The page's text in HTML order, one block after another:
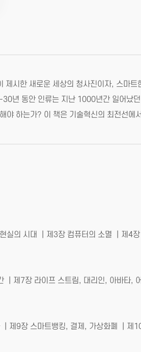
제시한 새로운 세상의 청사진이자, 스
년 동안 인류는 지난 1000년간 일어났
야 하는가? 이 책은 기술혁신의 최전선에
실의 시대 ｜제3장 컴퓨터의 소멸 ｜제4
｜제7장 라이프 스트림, 대리인, 아바타,
제9장 스마트뱅킹, 결제, 가상화폐 ｜